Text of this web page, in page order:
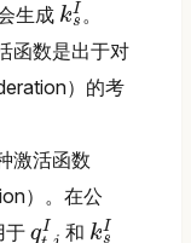
生成 kI
s 。
函数是出于对
）的考
激活函数
）。在公
于 qI
和 kI
s